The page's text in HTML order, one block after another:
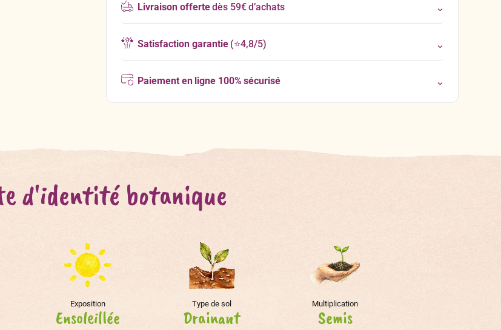
Livraison offertedès 59€ d’achats
Satisfaction garantie(⭐4,8/5)
Paiement en ligne 100% sécurisé
d'identité botanique
Exposition
Ensoleillée
Type de sol
Drainant
Multiplication
Semis